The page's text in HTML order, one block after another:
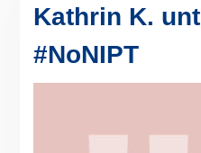
Kathrin K.
#NoNIPT